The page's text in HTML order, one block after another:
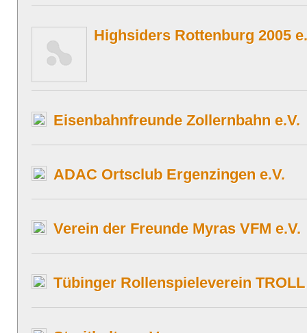
Highsiders Rottenburg 2005
Eisenbahnfreunde Zollernbahn e.V.
ADAC Ortsclub Ergenzingen e.V.
Verein der Freunde Myras VFM e.V.
Tübinger Rollenspieleverein TROLL